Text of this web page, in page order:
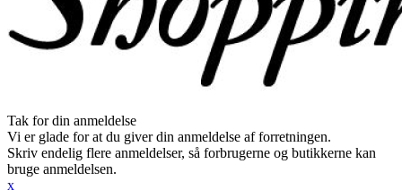
Tak for din anmeldelse
Vi er glade for at du giver din anmeldelse af forretningen.
Skriv endelig flere anmeldelser, så forbrugerne og butikkerne kan
bruge anmeldelsen.
x